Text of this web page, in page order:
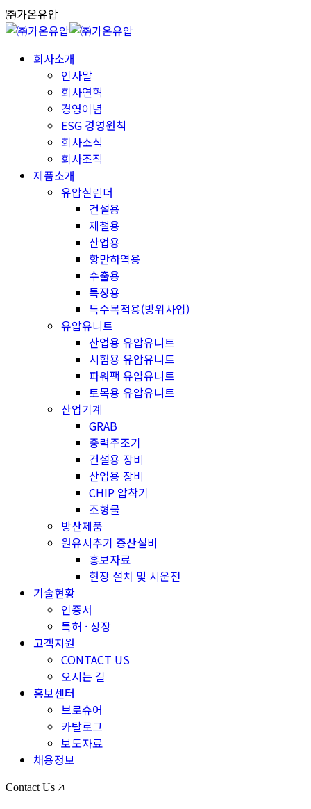
Skip
to
㈜가온유압
회사소개
인사말
회사연혁
경영이념
ESG 경영원칙
회사소식
회사조직
제품소개
유압실린더
건설용
제철용
산업용
항만하역용
수출용
특장용
특수목적용(방위사업)
유압유니트
산업용 유압유니트
시험용 유압유니트
파워팩 유압유니트
토목용 유압유니트
산업기계
GRAB
중력주조기
건설용 장비
산업용 장비
CHIP 압착기
조형물
방산제품
원유시추기 증산설비
홍보자료
현장 설치 및 시운전
기술현황
인증서
특허 · 상장
고객지원
CONTACT US
오시는 길
홍보센터
브로슈어
카탈로그
보도자료
채용정보
Contact Us 🡥